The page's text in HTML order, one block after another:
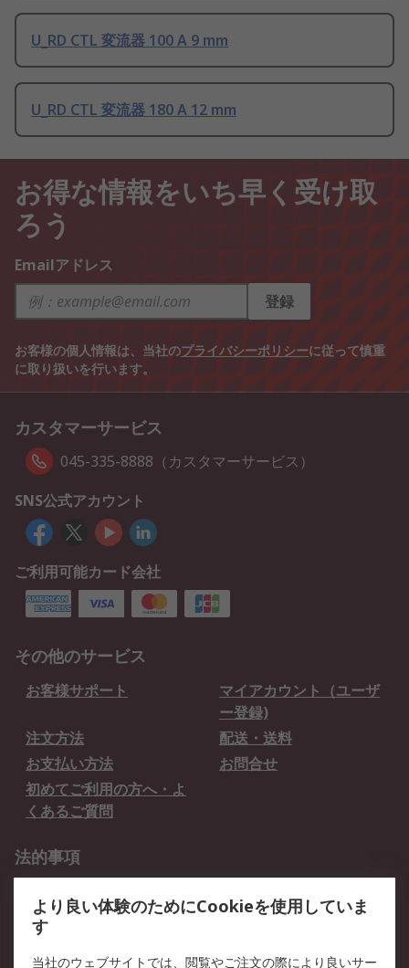
U_RD CTL 変流器 100 A 9 mm
U_RD CTL 変流器 180 A 12 mm
お得な情報をいち早く受け取
ろう
Emailアドレス
登録
お客様の個人情報は、当社のプライバシーポリシーに従って慎重
に取り扱いを行います。
カスタマーサービス
045-335-8888（カスタマーサービス）
SNS公式アカウント
ご利用可能カード会社
その他のサービス
お客様サポート
マイアカウント（ユーザ
ー登録)
注文方法
配送・送料
お支払い方法
お問合せ
初めてご利用の方へ・よ
くあるご質問
法的事項
クッキーポリシー
RSについて
より良い体験のためにCookieを使用していま
す
当社のウェブサイトでは、閲覧やご注文の際により良いサー